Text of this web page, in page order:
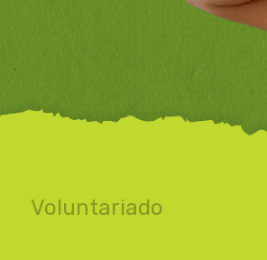
Voluntariado